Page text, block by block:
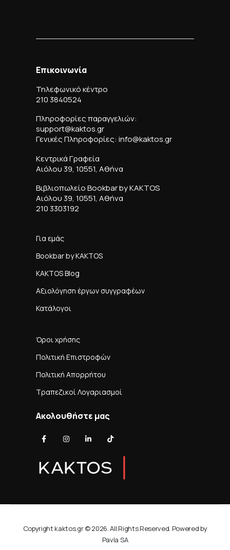
Επικοινωνία
Τηλεφωνικό κέντρο
210 3840524
Πληροφορίες παραγγελιών:
support@kaktos.gr
Γενικές Πληροφορίες: info@kaktos.gr
Κεντρικά Γραφεία
Αιόλου 39, 10551, Αθήνα
Βιβλιοπωλείο Bookbar by KAKTOS
Αιόλου 39, 10551, Αθήνα
210 3303192
Για εμάς
Bookbar by KAKTOS
KAKTOS Blog
Αξιολόγηση έργων συγγραφέων
Κατάλογοι
Όροι χρήσης
Πολιτική Επιστροφών
Πολιτική Απορρήτου
Τραπεζικοί Λογαριασμοί
Ακολουθήστε μας
Copyright kaktos.gr © 2026. All Rights Reserved. Powered by
Pavla SA